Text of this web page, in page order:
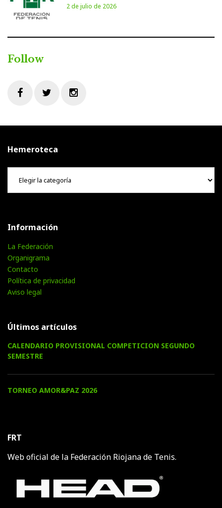
2 de julio de 2026
Follow
Hemeroteca
Hemeroteca
Información
La Federación
Organigrama
Contacto
Política de privacidad
Aviso legal
Últimos artículos
CALENDARIO PROVISIONAL COMPETICION SEGUNDO
SEMESTRE
TORNEO AMOR&PAZ 2026
FRT
Web oficial de la Federación Riojana de Tenis.